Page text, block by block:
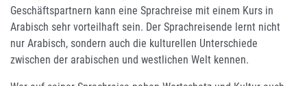
Geschäftspartnern kann eine Sprachreise mit einem Kurs in
Arabisch sehr vorteilhaft sein. Der Sprachreisende lernt nicht
nur Arabisch, sondern auch die kulturellen Unterschiede
zwischen der arabischen und westlichen Welt kennen.